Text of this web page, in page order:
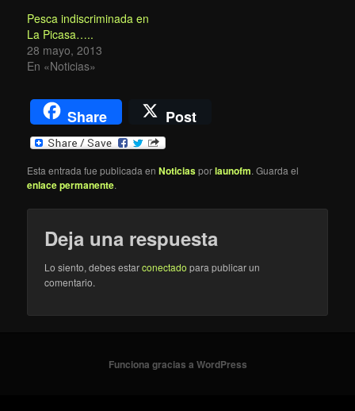
Pesca indiscriminada en
La Picasa…..
28 mayo, 2013
En «Noticias»
Share Post
Esta entrada fue publicada enNoticiasporlaunofm. Guarda el
enlace permanente.
Deja una respuesta
Lo siento, debes estarconectado para publicar un
comentario.
Funciona gracias a WordPress